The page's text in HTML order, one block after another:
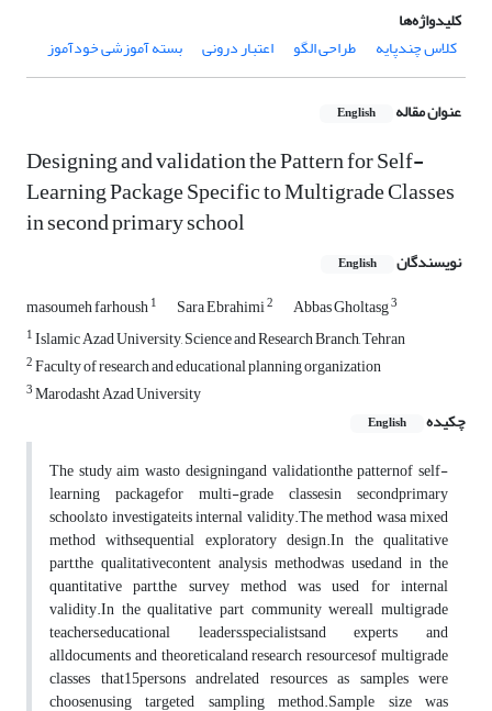
کلیدواژه‌ها
کلاس چندپایه
طراحی الگو اعتبار درونی بسته آموزشی خودآموز
عنوان مقاله English
Designing and validation the Pattern for Self-
Learning Package Specific to Multigrade Classes
in second primary school
نویسندگان English
masoumeh farhoush1 Sara Ebrahimi2 Abbas Gholtasg3
1Islamic Azad University, Science and Research Branch, Tehran
2Faculty of research and educational planning organization
3Marodasht Azad University
چکیده
English
The study aim wasto designingand validationthe patternof self-
learning packagefor multi-grade classesin secondprimary
school&to investigateits internal validity.The method wasa mixed
method withsequential exploratory design.In the qualitative
part,the qualitativecontent analysis methodwas used,and in the
quantitative part,the survey method was used for internal
validity.In the qualitative part community wereall multigrade
teachers,educational leaders,specialistsand experts and
alldocuments and theoreticaland research resourcesof multigrade
classes that15persons andrelated resources as samples were
choosenusing targeted sampling method.Sample size was